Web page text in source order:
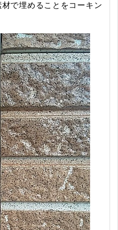
で埋めることをコーキン